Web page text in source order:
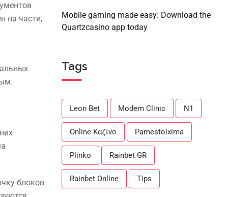
на части,
блоков
Mobile gaming made easy: Download the
Quartzcasino app today
Tags
Leon Bet Modern Clinic N1
Online Καζίνο Pamestoixima
Plinko Rainbet GR
Rainbet Online Tips